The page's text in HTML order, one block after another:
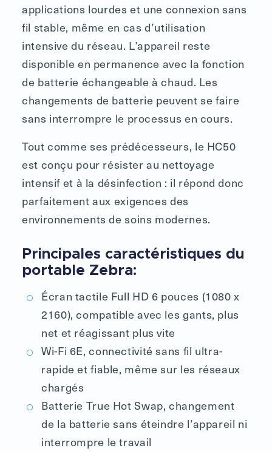
applications lourdes et une connexion sans
fil stable, même en cas d’utilisation
intensive du réseau. L’appareil reste
disponible en permanence avec la fonction
de batterie échangeable à chaud. Les
changements de batterie peuvent se faire
sans interrompre le processus en cours.
Tout comme ses prédécesseurs, le HC50
est conçu pour résister au nettoyage
intensif et à la désinfection : il répond donc
parfaitement aux exigences des
environnements de soins modernes.
Principales caractéristiques du
portable Zebra:
Écran tactile Full HD 6 pouces (1080 x
2160), compatible avec les gants, plus
net et réagissant plus vite
Wi-Fi 6E, connectivité sans fil ultra-
rapide et fiable, même sur les réseaux
chargés
Batterie True Hot Swap, changement
de la batterie sans éteindre l’appareil ni
interrompre le travail